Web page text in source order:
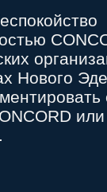
Нового